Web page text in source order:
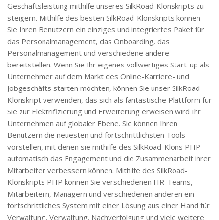
Geschäftsleistung mithilfe unseres SilkRoad-Klonskripts zu
steigern. Mithilfe des besten SilkRoad-Klonskripts können
Sie Ihren Benutzern ein einziges und integriertes Paket für
das Personalmanagement, das Onboarding, das
Personalmanagement und verschiedene andere
bereitstellen. Wenn Sie Ihr eigenes vollwertiges Start-up als
Unternehmer auf dem Markt des Online-Karriere- und
Jobgeschäfts starten möchten, können Sie unser SilkRoad-
Klonskript verwenden, das sich als fantastische Plattform für
Sie zur Elektrifizierung und Erweiterung erweisen wird Ihr
Unternehmen auf globaler Ebene. Sie können Ihren
Benutzern die neuesten und fortschrittlichsten Tools
vorstellen, mit denen sie mithilfe des SilkRoad-Klons PHP
automatisch das Engagement und die Zusammenarbeit ihrer
Mitarbeiter verbessern können. Mithilfe des SilkRoad-
Klonskripts PHP können Sie verschiedenen HR-Teams,
Mitarbeitern, Managern und verschiedenen anderen ein
fortschrittliches System mit einer Lösung aus einer Hand für
Verwaltung, Verwaltung, Nachverfolgung und viele weitere